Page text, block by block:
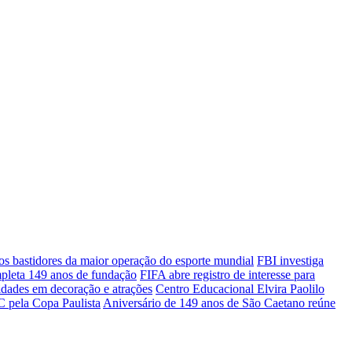
bastidores da maior operação do esporte mundial FBI investiga
149 anos de fundação FIFA abre registro de interesse para
em decoração e atrações Centro Educacional Elvira Paolilo
pela Copa Paulista Aniversário de 149 anos de São Caetano reúne